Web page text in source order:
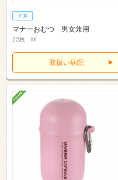
マナーおむつ 男女兼用
22枚 M
取扱い病院